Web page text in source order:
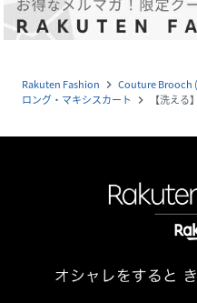
Rakuten Fashion navigate_next Couture Brooch
ロング・マキシスカート navigate_next 【洗える